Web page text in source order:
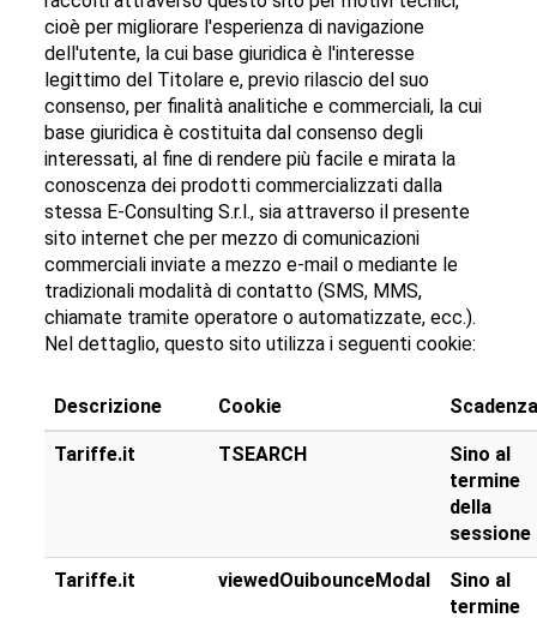
cioè per migliorare l'esperienza di navigazione
dell'utente, la cui base giuridica è l'interesse
legittimo del Titolare e, previo rilascio del suo
consenso, per finalità analitiche e commerciali, la cui
base giuridica è costituita dal consenso degli
interessati, al fine di rendere più facile e mirata la
conoscenza dei prodotti commercializzati dalla
stessa E-Consulting S.r.l., sia attraverso il presente
sito internet che per mezzo di comunicazioni
commerciali inviate a mezzo e-mail o mediante le
tradizionali modalità di contatto (SMS, MMS,
chiamate tramite operatore o automatizzate, ecc.).
Nel dettaglio, questo sito utilizza i seguenti cookie:
Descrizione Cookie
Tariffe.it TSEARCH
Sino al
termine
della
sessione
Tariffe.it viewedOuibounceModal
Sino al
termine